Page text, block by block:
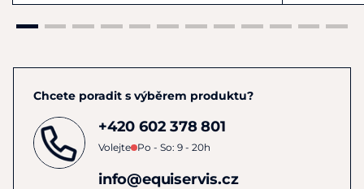
Chcete poradit s výběrem produktu?
+420 602 378 801
Volejte Po - So: 9 - 20h
info@equiservis.cz